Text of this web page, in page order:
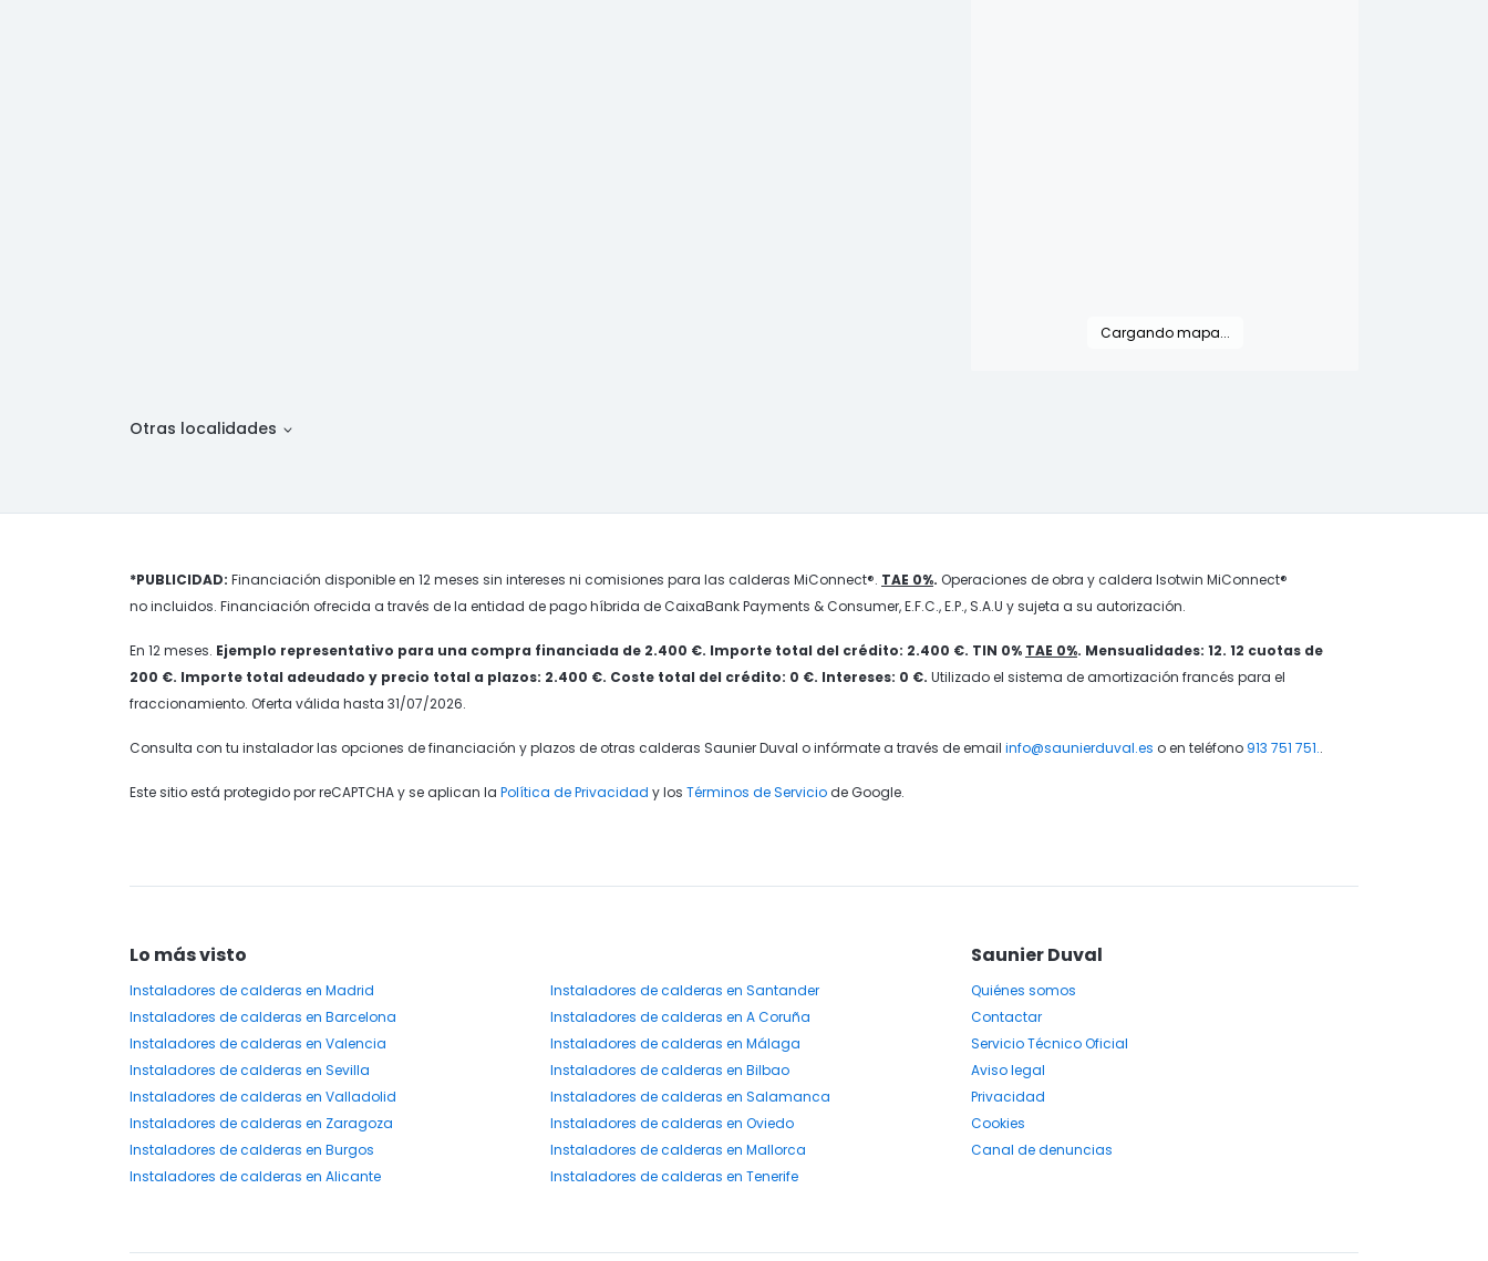
Cargando mapa...
Otras localidades
*PUBLICIDAD: Financiación disponible en 12 meses sin intereses ni comisiones para las calderas MiConnect®. TAE 0%. Operaciones de obra y caldera Isotwin MiConnect®
no incluidos. Financiación ofrecida a través de la entidad de pago híbrida de CaixaBank Payments & Consumer, E.F.C., E.P., S.A.U y sujeta a su autorización.
En 12 meses. Ejemplo representativo para una compra financiada de 2.400 €. Importe total del crédito: 2.400 €. TIN 0% TAE 0%. Mensualidades: 12. 12 cuotas de
200 €. Importe total adeudado y precio total a plazos: 2.400 €. Coste total del crédito: 0 €. Intereses: 0 €. Utilizado el sistema de amortización francés para el
fraccionamiento. Oferta válida hasta 31/07/2026.
Consulta con tu instalador las opciones de financiación y plazos de otras calderas Saunier Duval o infórmate a través de email info@saunierduval.es o en teléfono 913 751 751..
Este sitio está protegido por reCAPTCHA y se aplican la Política de Privacidad y los Términos de Serviciode Google.
Lo más visto
Instaladores de calderas en Madrid
Instaladores de calderas en Barcelona
Instaladores de calderas en Valencia
Instaladores de calderas en Sevilla
Instaladores de calderas en Valladolid
Instaladores de calderas en Zaragoza
Instaladores de calderas en Burgos
Instaladores de calderas en Alicante
Instaladores de calderas en Santander
Instaladores de calderas en A Coruña
Instaladores de calderas en Málaga
Instaladores de calderas en Bilbao
Instaladores de calderas en Salamanca
Instaladores de calderas en Oviedo
Instaladores de calderas en Mallorca
Instaladores de calderas en Tenerife
Saunier Duval
Quiénes somos
Contactar
Servicio Técnico Oficial
Aviso legal
Privacidad
Cookies
Canal de denuncias